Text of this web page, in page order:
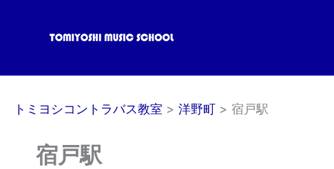
トミヨシコントラバス教室 洋野町 宿戸駅
宿戸駅